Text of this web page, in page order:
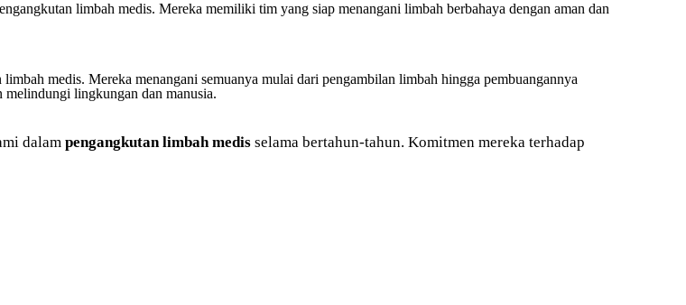
limbah medis. Mereka memiliki tim yang siap menangani limbah berbahaya dengan aman dan
medis. Mereka menangani semuanya mulai dari pengambilan limbah hingga pembuangannya
melindungi lingkungan dan manusia.
dalam pengangkutan limbah medis selama bertahun-tahun. Komitmen mereka terhadap